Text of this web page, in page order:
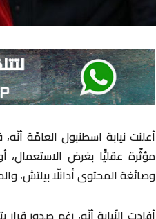
أعلنت نيابة اسطنبول العامّة
مؤثّرة عقليًّا بغرض الاستعمال،
وصائغة المحتوى أدانلّا بيلتش،